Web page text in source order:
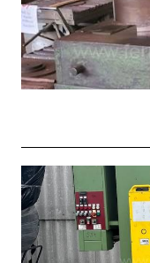
Stößelabmessungen
Hauptmotorleistung
Maschinenabmessungen
Maschinengewicht
Kontrollsystem
Baujahr:
Presskraft
Die Abmessungen des
Hauptmotorleistung
Kontrollsystem